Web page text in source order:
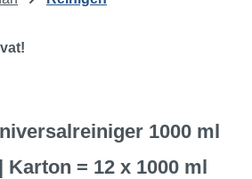
1000 ml
= 12 x 1000 ml